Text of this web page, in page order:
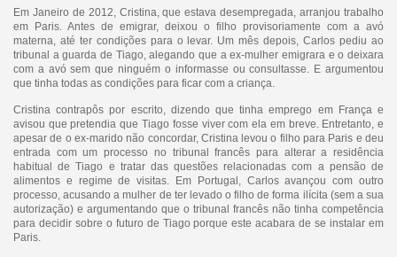
Em Janeiro de 2012, Cristina, que estava desempregada, arranjou trabalho
em Paris. Antes de emigrar, deixou o filho provisoriamente com a avó
materna, até ter condições para o levar. Um mês depois, Carlos pediu ao
tribunal a guarda de Tiago, alegando que a ex-mulher emigrara e o deixara
com a avó sem que ninguém o informasse ou consultasse. E argumentou
que tinha todas as condições para ficar com a criança.
Cristina contrapôs por escrito, dizendo que tinha emprego em França e
avisou que pretendia que Tiago fosse viver com ela em breve. Entretanto, e
apesar de o ex-marido não concordar, Cristina levou o filho para Paris e deu
entrada com um processo no tribunal francês para alterar a residência
habitual de Tiago e tratar das questões relacionadas com a pensão de
alimentos e regime de visitas. Em Portugal, Carlos avançou com outro
processo, acusando a mulher de ter levado o filho de forma ilícita (sem a sua
autorização) e argumentando que o tribunal francês não tinha competência
para decidir sobre o futuro de Tiago porque este acabara de se instalar em
Paris.